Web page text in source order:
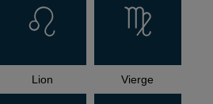
Lion Vierge